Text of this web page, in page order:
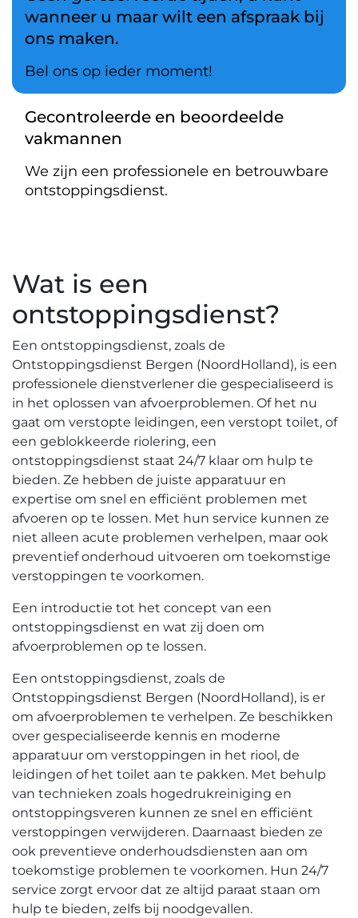
wanneer u maar wilt een afspraak bij
ons maken.
Bel ons op ieder moment!
Gecontroleerde en beoordeelde
vakmannen
We zijn een professionele en betrouwbare
ontstoppingsdienst.
Wat is een
ontstoppingsdienst?​
Een ontstoppingsdienst, zoals de
Ontstoppingsdienst Bergen (NoordHolland), is een
professionele dienstverlener die gespecialiseerd is
in het oplossen van afvoerproblemen.​ Of het nu
gaat om verstopte leidingen, een verstopt toilet, of
een geblokkeerde riolering, een
ontstoppingsdienst staat 24/7 klaar om hulp te
bieden.​ Ze hebben de juiste apparatuur en
expertise om snel en efficiënt problemen met
afvoeren op te lossen. Met hun service kunnen ze
niet alleen acute problemen verhelpen, maar ook
preventief onderhoud uitvoeren om toekomstige
verstoppingen te voorkomen.​
Een introductie tot het concept van een
ontstoppingsdienst en wat zij doen om
afvoerproblemen op te lossen.​
Een ontstoppingsdienst, zoals de
Ontstoppingsdienst Bergen (NoordHolland), is er
om afvoerproblemen te verhelpen.​ Ze beschikken
over gespecialiseerde kennis en moderne
apparatuur om verstoppingen in het riool, de
leidingen of het toilet aan te pakken.​ Met behulp
van technieken zoals hogedrukreiniging en
ontstoppingsveren kunnen ze snel en efficiënt
verstoppingen verwijderen.​ Daarnaast bieden ze
ook preventieve onderhoudsdiensten aan om
toekomstige problemen te voorkomen.​ Hun 24/7
service zorgt ervoor dat ze altijd paraat staan om
hulp te bieden, zelfs bij noodgevallen.​